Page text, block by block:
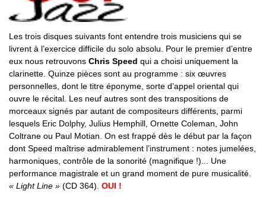
Les trois disques suivants font entendre trois musiciens qui se
livrent à l’exercice difficile du solo absolu. Pour le premier d’entre
eux nous retrouvons Chris Speed qui a choisi uniquement la
clarinette. Quinze pièces sont au programme : six œuvres
personnelles, dont le titre éponyme, sorte d’appel oriental qui
ouvre le récital. Les neuf autres sont des transpositions de
morceaux signés par autant de compositeurs différents, parmi
lesquels Eric Dolphy, Julius Hemphill, Ornette Coleman, John
Coltrane ou Paul Motian. On est frappé dès le début par la façon
dont Speed maîtrise admirablement l’instrument : notes jumelées,
harmoniques, contrôle de la sonorité (magnifique !)... Une
performance magistrale et un grand moment de pure musicalité.
« Light Line » (CD 364). OUI !